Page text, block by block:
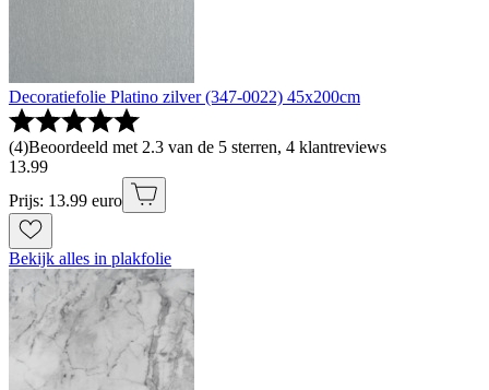
Decoratiefolie Platino zilver (347-0022) 45x200cm
(4)Beoordeeld met 2.3 van de 5 sterren, 4 klantreviews
13.99
Prijs: 13.99 euro
Bekijk alles in plakfolie